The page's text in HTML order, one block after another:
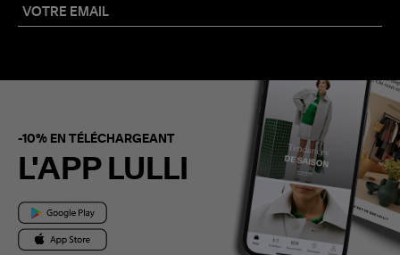
-10% EN TÉLÉCHARGEANT
L'APP LULLI